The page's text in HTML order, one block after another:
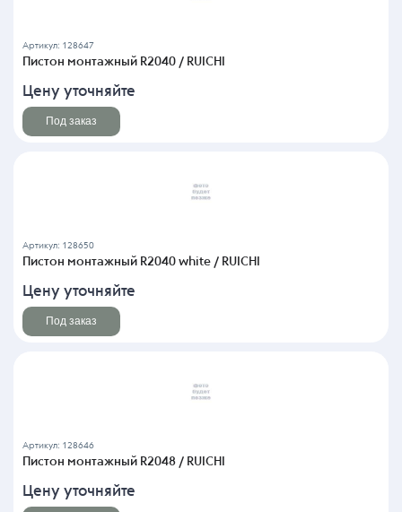
Артикул: 128647
Пистон монтажный R2040 / RUICHI
Цену уточняйте
Под заказ
Артикул: 128650
Пистон монтажный R2040 white / RUICHI
Цену уточняйте
Под заказ
Артикул: 128646
Пистон монтажный R2048 / RUICHI
Цену уточняйте